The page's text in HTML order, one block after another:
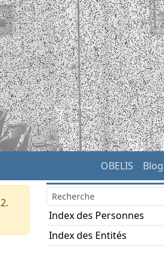
OBELIS Blog
Index des Personnes
Index des Entités